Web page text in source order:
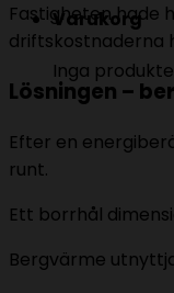
Varukorg
Inga
Fastigheten hade
driftskostnaderna
Lösningen –
Efter en
runt.
Ett borrhål
Bergvärme